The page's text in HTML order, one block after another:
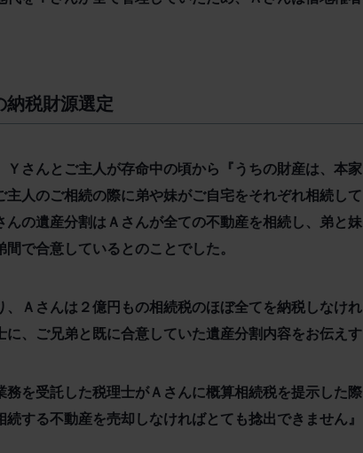
納税財源選定
Ｙさんとご主人が存命中の頃から『うちの財産は、本
主人のご相続の際に弟や妹がご自宅をそれぞれ相続し
んの遺産分割はＡさんが全ての不動産を相続し、弟と
間で合意しているとのことでした。
、Ａさんは２億円もの相続税のほぼ全てを納税しなけ
に、ご兄弟と既に合意していた遺産分割内容をお伝え
務を受託した税理士がＡさんに概算相続税を提示した
続する不動産を売却しなければとても捻出できません